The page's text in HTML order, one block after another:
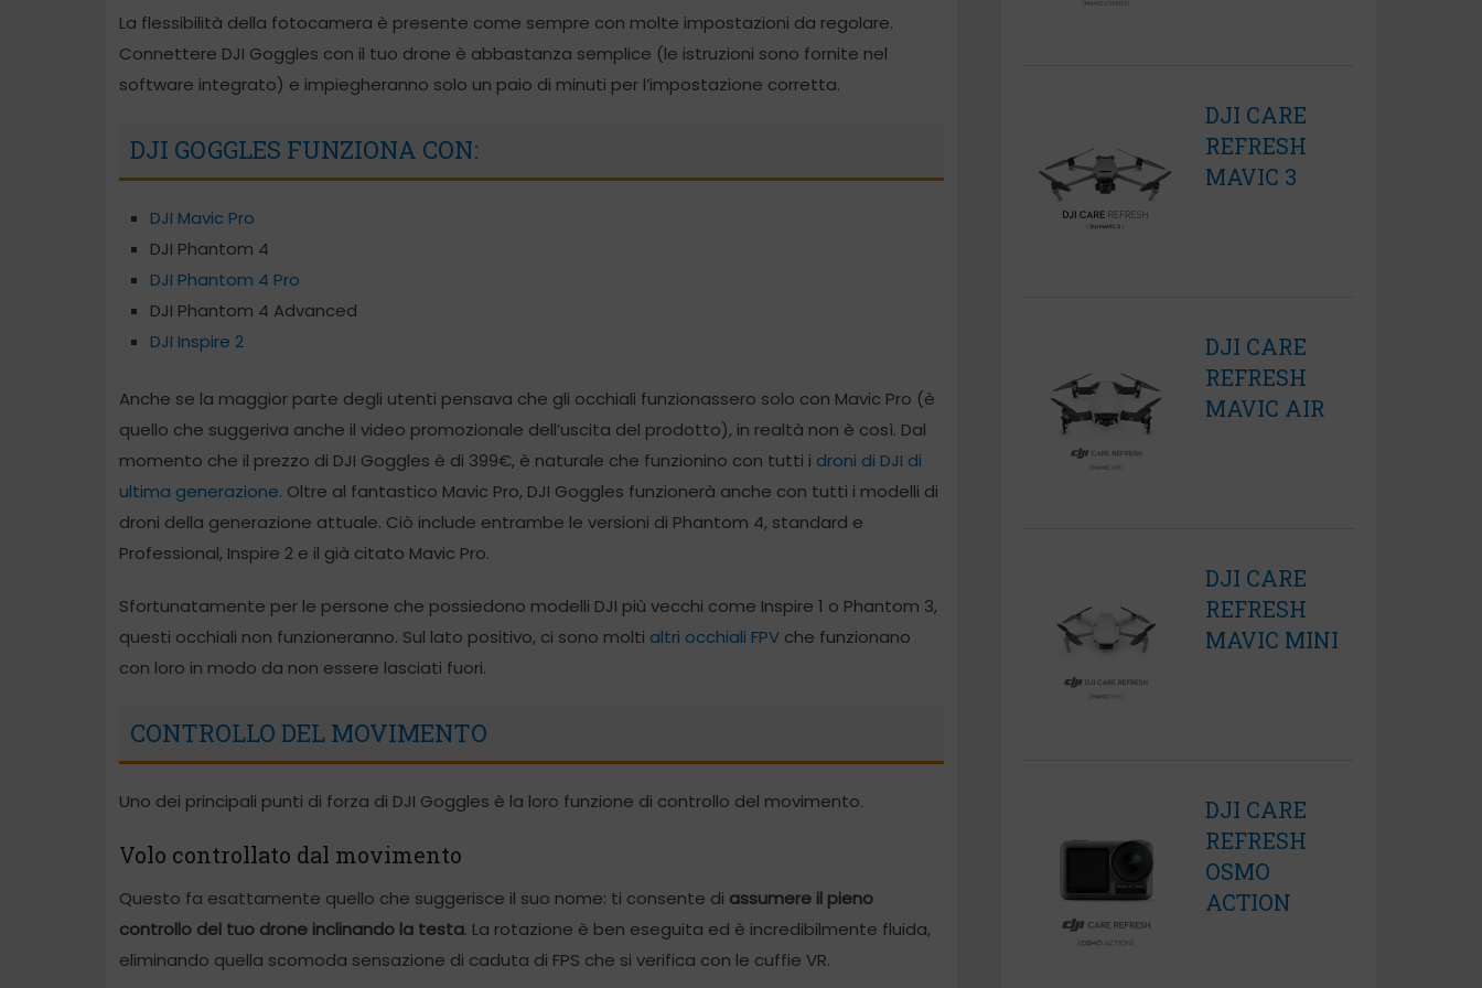
La flessibilità della fotocamera è presente come sempre con molte impostazioni da regolare.
Connettere DJI Goggles con il tuo drone è abbastanza semplice (le istruzioni sono fornite nel
software integrato) e impiegheranno solo un paio di minuti per l’impostazione corretta.
DJI GOGGLES FUNZIONA CON:
DJI Mavic Pro
DJI Phantom 4
DJI Phantom 4 Pro
DJI Phantom 4 Advanced
DJI Inspire 2
Anche se la maggior parte degli utenti pensava che gli occhiali funzionassero solo con Mavic Pro (è
quello che suggeriva anche il video promozionale dell’uscita del prodotto), in realtà non è così. Dal
momento che il prezzo di DJI Goggles è di 399€, è naturale che funzionino con tutti i droni di DJI di
ultima generazione. Oltre al fantastico Mavic Pro, DJI Goggles funzionerà anche con tutti i modelli di
droni della generazione attuale. Ciò include entrambe le versioni di Phantom 4, standard e
Professional, Inspire 2 e il già citato Mavic Pro.
Sfortunatamente per le persone che possiedono modelli DJI più vecchi come Inspire 1 o Phantom 3,
questi occhiali non funzioneranno. Sul lato positivo, ci sono molti altri occhiali FPVche funzionano
con loro in modo da non essere lasciati fuori.
CONTROLLO DEL MOVIMENTO
Uno dei principali punti di forza di DJI Goggles è la loro funzione di controllo del movimento.
Volo controllato dal movimento
Questo fa esattamente quello che suggerisce il suo nome: ti consente di assumere il pieno
controllo del tuo drone inclinando la testa. La rotazione è ben eseguita ed è incredibilmente fluida,
eliminando quella scomoda sensazione di caduta di FPS che si verifica con le cuffie VR.
DJI CARE
REFRESH
MAVIC 3
DJI CARE
REFRESH
MAVIC AIR
DJI CARE
REFRESH
MAVIC MINI
DJI CARE
REFRESH
OSMO
ACTION